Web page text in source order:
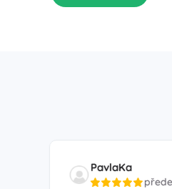
PavlaKa